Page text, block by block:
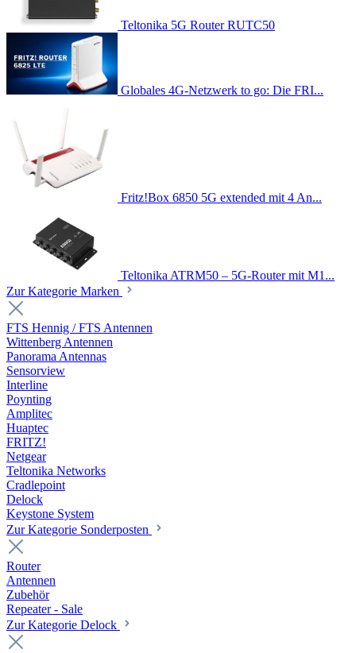
Teltonika 5G Router RUTC50
Globales 4G-Netzwerk to go: Die FRI...
Fritz!Box 6850 5G extended mit 4 An...
Teltonika ATRM50 – 5G-Router mit M1...
Zur Kategorie Marken
FTS Hennig / FTS Antennen
Wittenberg Antennen
Panorama Antennas
Sensorview
Interline
Poynting
Amplitec
Huaptec
FRITZ!
Netgear
Teltonika Networks
Cradlepoint
Delock
Keystone System
Zur Kategorie Sonderposten
Router
Antennen
Zubehör
Repeater - Sale
Zur Kategorie Delock